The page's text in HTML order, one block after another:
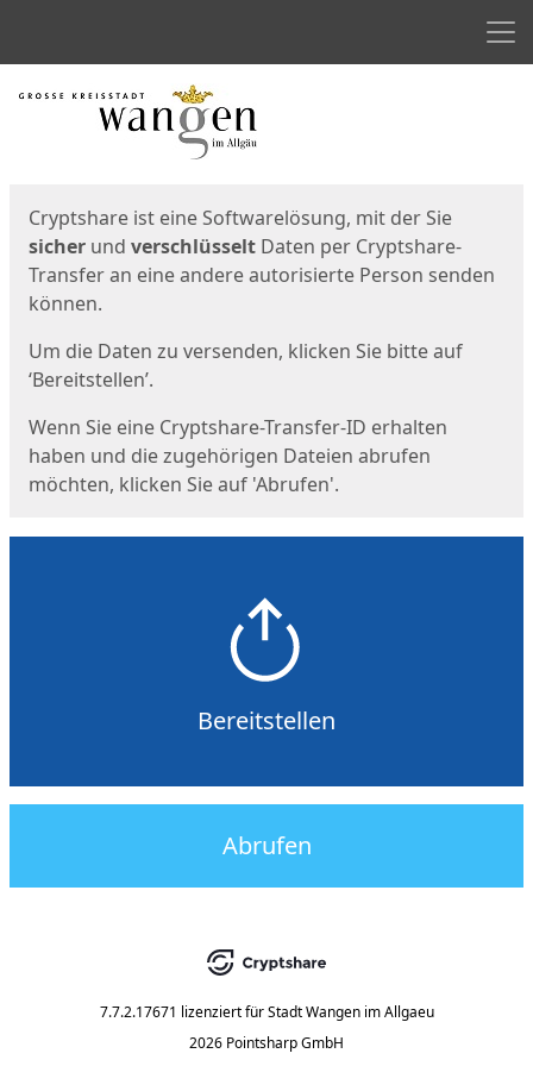
Start
Cryptshare ist eine Softwarelösung, mit der Sie
sicher und verschlüsselt Daten per Cryptshare-
Transfer an eine andere autorisierte Person senden
können.
Um die Daten zu versenden, klicken Sie bitte auf
‘Bereitstellen’.
Wenn Sie eine Cryptshare-Transfer-ID erhalten
haben und die zugehörigen Dateien abrufen
möchten, klicken Sie auf 'Abrufen'.
Bereitstellen
Abrufen
7.7.2.17671 lizenziert für Stadt Wangen im Allgaeu
2026 Pointsharp GmbH